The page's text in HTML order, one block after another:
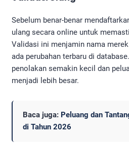
Sebelum benar-benar
ulang secara online untuk
Validasi ini menjamin nama
ada perubahan terbaru di
penolakan semakin kecil dan
menjadi lebih besar.
Baca juga: Peluang dan
di Tahun 2026